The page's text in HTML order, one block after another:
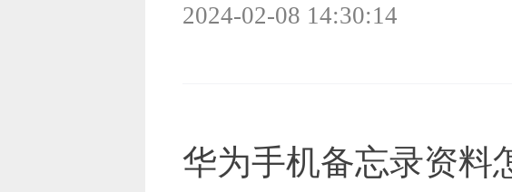
2024-02-08 14:30:14
华为手机备忘录资料